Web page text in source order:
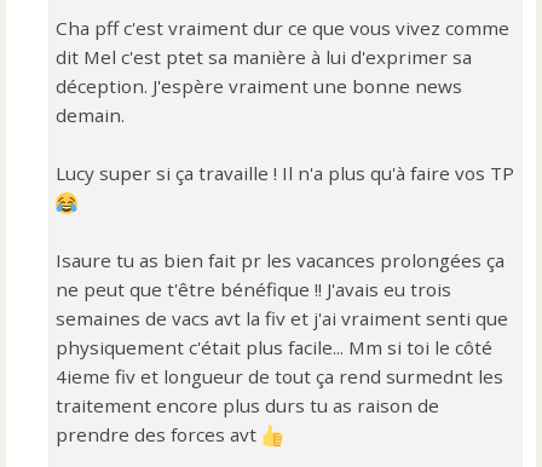
Cha pff c'est vraiment dur ce que vous vivez comme
dit Mel c'est ptet sa manière à lui d'exprimer sa
déception. J'espère vraiment une bonne news
demain.
Lucy super si ça travaille ! Il n'a plus qu'à faire vos TP
Isaure tu as bien fait pr les vacances prolongées ça
ne peut que t'être bénéfique !! J'avais eu trois
semaines de vacs avt la fiv et j'ai vraiment senti que
physiquement c'était plus facile... Mm si toi le côté
4ieme fiv et longueur de tout ça rend surmednt les
traitement encore plus durs tu as raison de
prendre des forces avt